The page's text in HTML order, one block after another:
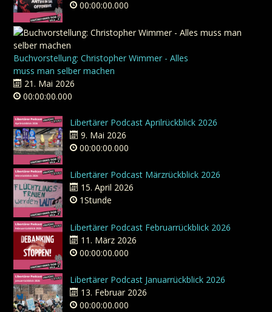
00:00:00.000
Buchvorstellung: Christopher Wimmer - Alles
muss man selber machen
21. Mai 2026
00:00:00.000
Libertärer Podcast Aprilrückblick 2026
9. Mai 2026
00:00:00.000
Libertärer Podcast Märzrückblick 2026
15. April 2026
1Stunde
Libertärer Podcast Februarrückblick 2026
11. März 2026
00:00:00.000
Libertärer Podcast Januarrückblick 2026
13. Februar 2026
00:00:00.000